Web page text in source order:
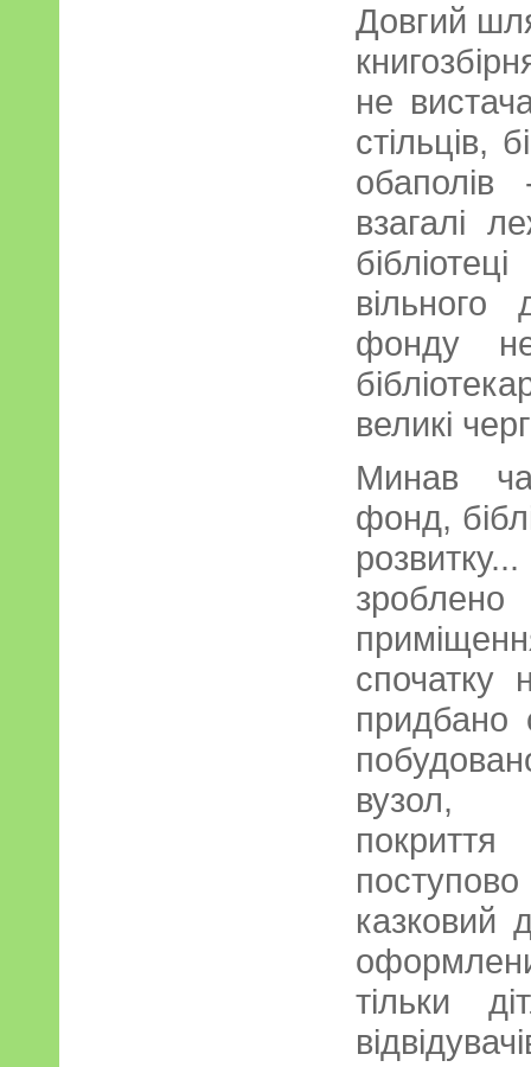
Довгий
не
стільців,
взагалі
вільного
фонду
великі
Минав
фонд,
спочатку
придбано
вузол,
покриття
казковий
тільки